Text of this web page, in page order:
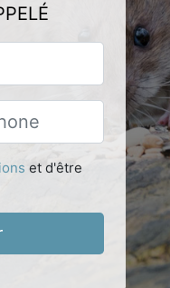
et d'être